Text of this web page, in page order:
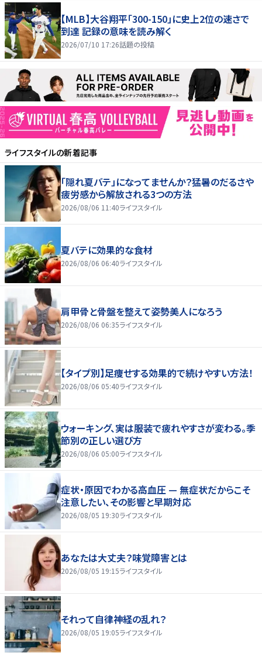
【MLB】大谷翔平「300-150」に史上2位の速さで
到達 記録の意味を読み解く
2026/07/10 17:26話題の投稿
ライフスタイルの新着記事
「隠れ夏バテ」になってませんか？猛暑のだるさや
疲労感から解放される3つの方法
2026/08/06 11:40ライフスタイル
夏バテに効果的な食材
2026/08/06 06:40ライフスタイル
肩甲骨と骨盤を整えて姿勢美人になろう
2026/08/06 06:35ライフスタイル
【タイプ別】足痩せする効果的で続けやすい方法！
2026/08/06 05:40ライフスタイル
ウォーキング、実は服装で疲れやすさが変わる。季
節別の正しい選び方
2026/08/06 05:00ライフスタイル
症状・原因でわかる高血圧 — 無症状だからこそ
注意したい、その影響と早期対応
2026/08/05 19:30ライフスタイル
あなたは大丈夫？味覚障害とは
2026/08/05 19:15ライフスタイル
それって自律神経の乱れ？
2026/08/05 19:05ライフスタイル